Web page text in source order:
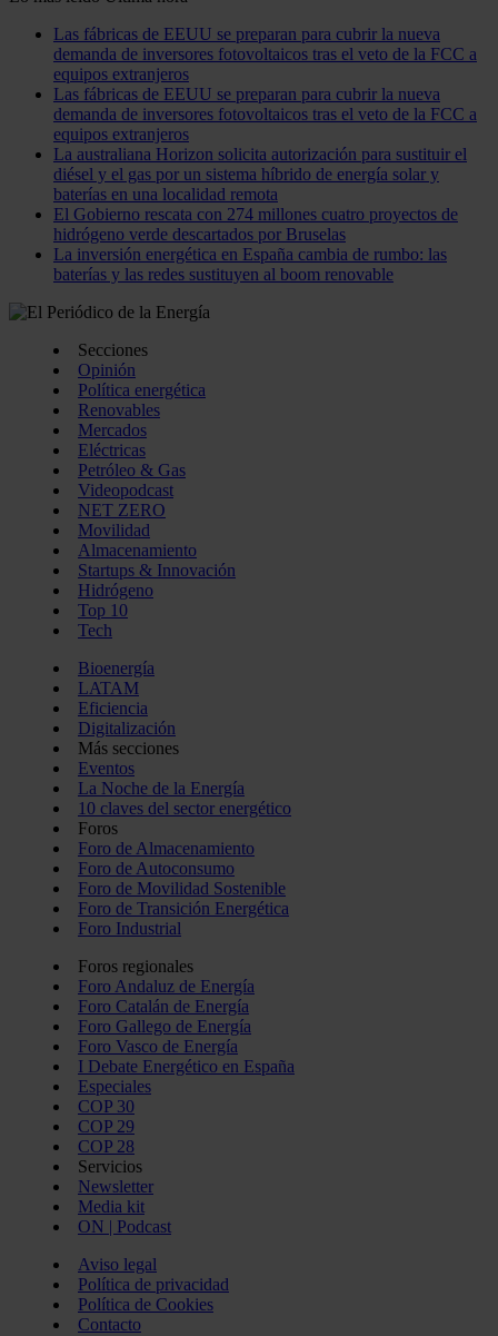
Las fábricas de EEUU se preparan para cubrir la nueva
demanda de inversores fotovoltaicos tras el veto de la FCC a
equipos extranjeros
Las fábricas de EEUU se preparan para cubrir la nueva
demanda de inversores fotovoltaicos tras el veto de la FCC a
equipos extranjeros
La australiana Horizon solicita autorización para sustituir el
diésel y el gas por un sistema híbrido de energía solar y
baterías en una localidad remota
El Gobierno rescata con 274 millones cuatro proyectos de
hidrógeno verde descartados por Bruselas
La inversión energética en España cambia de rumbo: las
baterías y las redes sustituyen al boom renovable
Secciones
Opinión
Política energética
Renovables
Mercados
Eléctricas
Petróleo & Gas
Videopodcast
NET ZERO
Movilidad
Almacenamiento
Startups & Innovación
Hidrógeno
Top 10
Tech
Bioenergía
LATAM
Eficiencia
Digitalización
Más secciones
Eventos
La Noche de la Energía
10 claves del sector energético
Foros
Foro de Almacenamiento
Foro de Autoconsumo
Foro de Movilidad Sostenible
Foro de Transición Energética
Foro Industrial
Foros regionales
Foro Andaluz de Energía
Foro Catalán de Energía
Foro Gallego de Energía
Foro Vasco de Energía
I Debate Energético en España
Especiales
COP 30
COP 29
COP 28
Servicios
Newsletter
Media kit
ON | Podcast
Aviso legal
Política de privacidad
Política de Cookies
Contacto